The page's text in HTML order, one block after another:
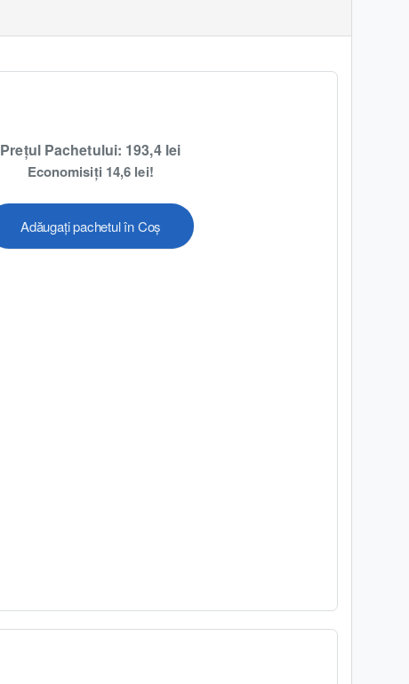
Prețul Pachetului: 193,4 lei
Economisiți 14,6 lei!
Adăugați pachetul în Coș